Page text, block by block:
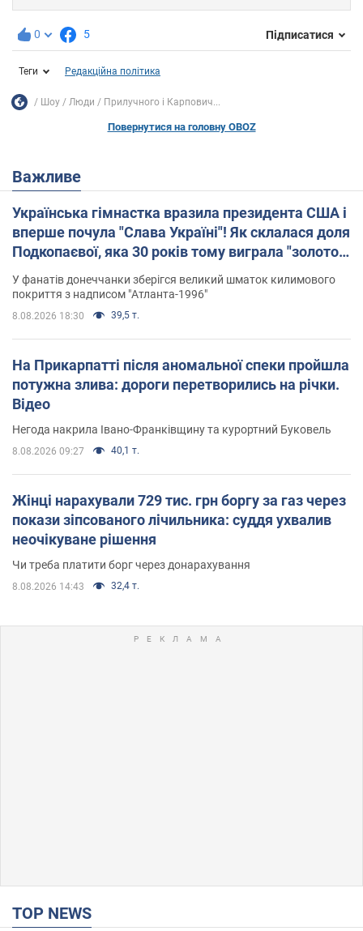
0 5 Підписатися
Теги Редакційна політика
Шоу Люди Прилучного і Карпович...
Повернутися на головну OBOZ
Важливе
Українська гімнастка вразила президента США і
вперше почула "Слава Україні"! Як склалася доля
Подкопаєвої, яка 30 років тому виграла "золото"
Олімпіади
У фанатів донеччанки зберігся великий шматок килимового
покриття з надписом "Атланта-1996"
8.08.2026 18:30 39,5 т.
На Прикарпатті після аномальної спеки пройшла
потужна злива: дороги перетворились на річки.
Відео
Негода накрила Івано-Франківщину та курортний Буковель
8.08.2026 09:27 40,1 т.
Жінці нарахували 729 тис. грн боргу за газ через
покази зіпсованого лічильника: суддя ухвалив
неочікуване рішення
Чи треба платити борг через донарахування
8.08.2026 14:43 32,4 т.
TOP NEWS